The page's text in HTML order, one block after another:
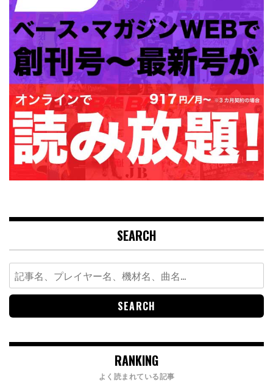
SEARCH
Search
for:
RANKING
よく読まれている記事